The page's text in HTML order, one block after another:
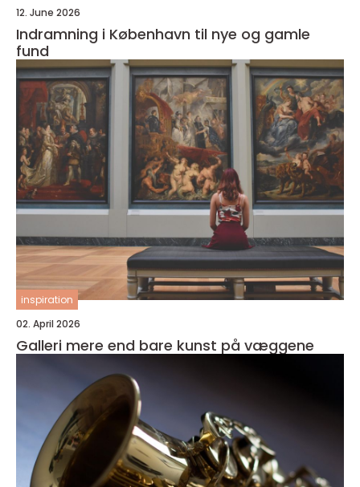
12. June 2026
Indramning i København til nye og gamle
fund
inspiration
02. April 2026
Galleri mere end bare kunst på væggene